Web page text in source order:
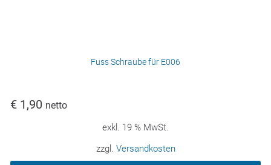
Fuss Schraube für E006
€ 1,90 netto
exkl. 19 % MwSt.
zzgl. Versandkosten